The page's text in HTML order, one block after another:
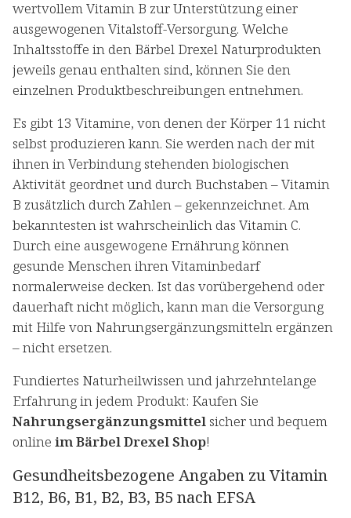
wertvollem Vitamin B zur Unterstützung einer
ausgewogenen Vitalstoff-Versorgung. Welche
Inhaltsstoffe in den Bärbel Drexel Naturprodukten
jeweils genau enthalten sind, können Sie den
einzelnen Produktbeschreibungen entnehmen.
Es gibt 13 Vitamine, von denen der Körper 11 nicht
selbst produzieren kann. Sie werden nach der mit
ihnen in Verbindung stehenden biologischen
Aktivität geordnet und durch Buchstaben – Vitamin
B zusätzlich durch Zahlen – gekennzeichnet. Am
bekanntesten ist wahrscheinlich das Vitamin C.
Durch eine ausgewogene Ernährung können
gesunde Menschen ihren Vitaminbedarf
normalerweise decken. Ist das vorübergehend oder
dauerhaft nicht möglich, kann man die Versorgung
mit Hilfe von Nahrungsergänzungsmitteln ergänzen
– nicht ersetzen.
Fundiertes Naturheilwissen und jahrzehntelange
Erfahrung in jedem Produkt: Kaufen Sie
Nahrungsergänzungsmittel sicher und bequem
online im Bärbel Drexel Shop!
Gesundheitsbezogene Angaben zu Vitamin
B12, B6, B1, B2, B3, B5 nach EFSA